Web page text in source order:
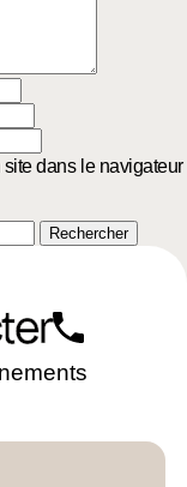
dans le navigateur